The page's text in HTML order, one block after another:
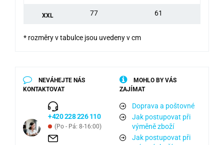
XXL 77 61
* rozměry v tabulce jsou uvedeny v cm
NEVÁHEJTE NÁS
KONTAKTOVAT
+420 228 226 110
(Po - Pá: 8-16:00)
MOHLO BY VÁS
ZAJÍMAT
Doprava a poštovné
Jak postupovat při
výměně zboží
Jak postupovat při